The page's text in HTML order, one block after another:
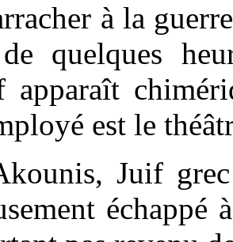
à la
de quelques
apparaît
est le
Juif
échappé